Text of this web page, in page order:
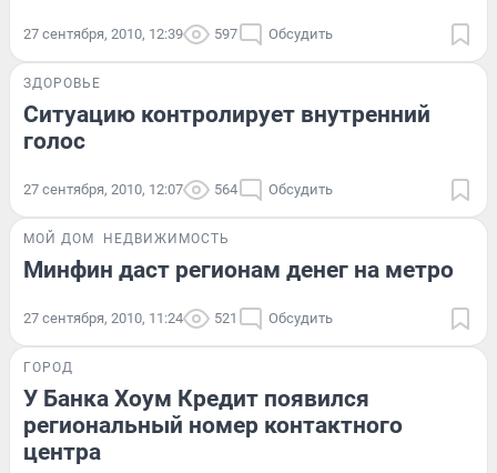
27 сентября, 2010, 12:39 597 Обсудить
ЗДОРОВЬЕ
Ситуацию контролирует внутренний
голос
27 сентября, 2010, 12:07 564 Обсудить
МОЙ ДОМ НЕДВИЖИМОСТЬ
Минфин даст регионам денег на метро
27 сентября, 2010, 11:24 521 Обсудить
ГОРОД
У Банка Хоум Кредит появился
региональный номер контактного
центра